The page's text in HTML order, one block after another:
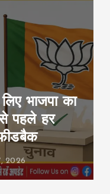
Rajya
पटना में सड़क
गाड़ियां फूंकीं;
जलाई, हाईवे जाम
ByAshok Pareek